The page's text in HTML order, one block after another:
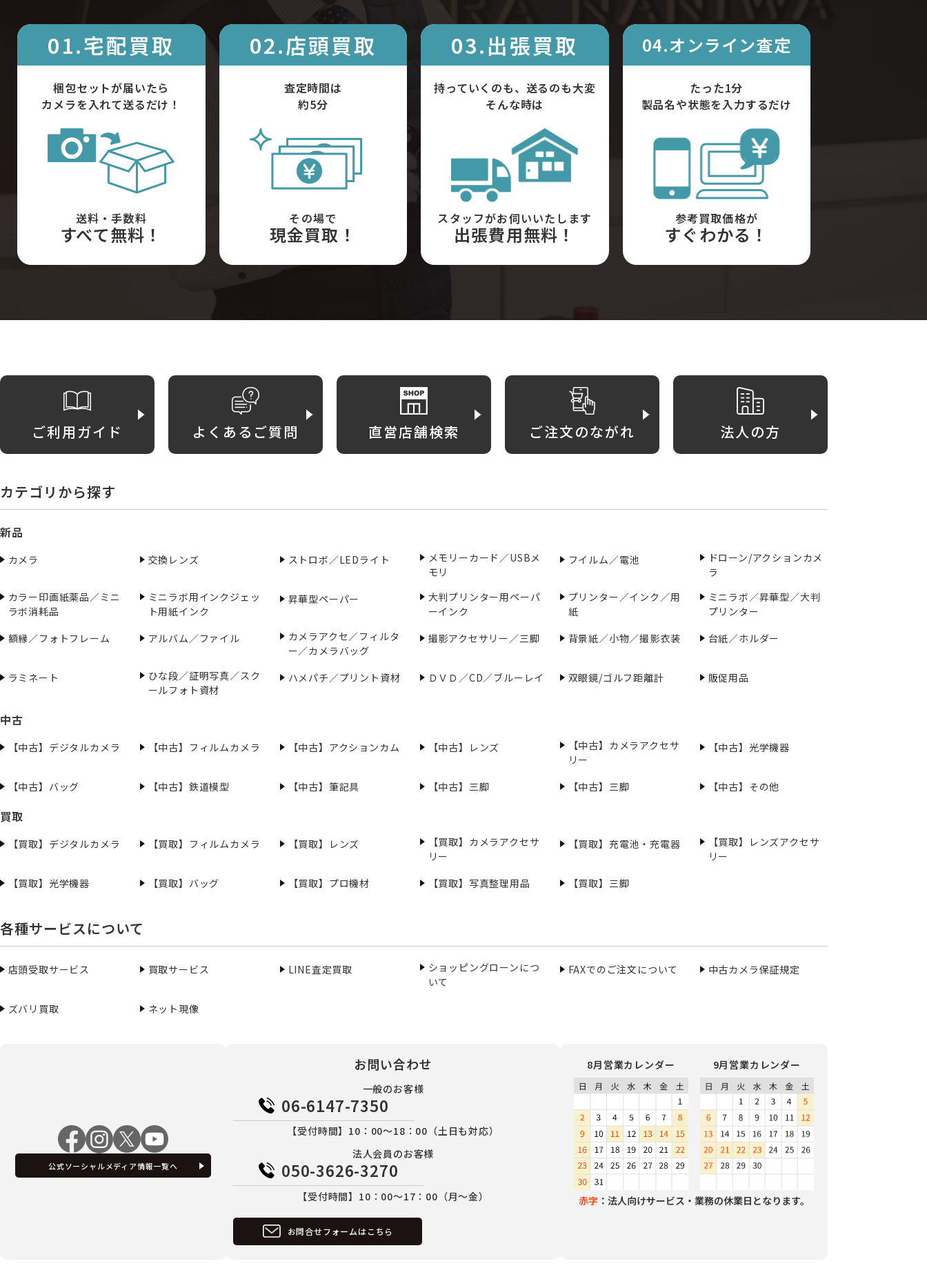
01.宅配買取
梱包セットが届いたら
カメラを入れて送るだけ！
送料・手数料
すべて無料！
02.店頭買取
査定時間は
約5分
その場で
現金買取！
03.出張買取
持っていくのも、送るのも大変
そんな時は
スタッフがお伺いいたします
出張費用無料！
04.オンライン査定
たった1分
製品名や状態を入力するだけ
参考買取価格が
すぐわかる！
ご利用ガイド よくあるご質問 直営店舗検索 ご注文のながれ 法人の方
カテゴリから探す
新品
カメラ 交換レンズ ストロボ／LEDライト
メモリーカード／USBメ
モリ
フイルム／電池
ドローン/アクションカメ
ラ
カラー印画紙薬品／ミニ
ラボ消耗品
ミニラボ用インクジェッ
ト用紙インク
昇華型ペーパー
大判プリンター用ペーパ
ーインク
プリンター／インク／用
紙
ミニラボ／昇華型／大判
プリンター
額縁／フォトフレーム
アルバム／ファイル
カメラアクセ／フィルタ
ー／カメラバッグ
撮影アクセサリー／三脚 背景紙／小物／撮影衣装 台紙／ホルダー
ラミネート
ひな段／証明写真／スク
ールフォト資材
ハメパチ／プリント資材 ＤＶＤ／CD／ブルーレイ 双眼鏡/ゴルフ距離計 販促用品
中古
【中古】デジタルカメラ 【中古】フィルムカメラ 【中古】アクションカム 【中古】レンズ
【中古】カメラアクセサ
リー
【中古】光学機器
【中古】バッグ 【中古】鉄道模型 【中古】筆記具 【中古】三脚 【中古】三脚 【中古】その他
買取
【買取】デジタルカメラ 【買取】フィルムカメラ 【買取】レンズ
【買取】カメラアクセサ
リー
【買取】充電池・充電器
【買取】レンズアクセサ
リー
【買取】光学機器
【買取】バッグ 【買取】プロ機材 【買取】写真整理用品 【買取】三脚
各種サービスについて
店頭受取サービス 買取サービス LINE査定買取
ショッピングローンにつ
いて
FAXでのご注文について 中古カメラ保証規定
ズバリ買取 ネット現像
公式ソーシャルメディア情報一覧へ
お問い合わせ
一般のお客様
06-6147-7350
【受付時間】10：00～18：00（土日も対応）
法人会員のお客様
050-3626-3270
【受付時間】10：00～17：00（月～金）
お問合せフォームはこちら
8月営業カレンダー 9月営業カレンダー
赤字 ：法人向けサービス・業務の休業日となります。